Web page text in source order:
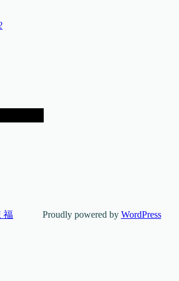
福 Proudly powered by WordPress